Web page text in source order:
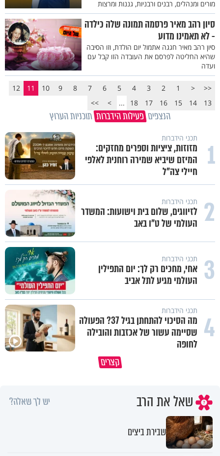
מורים ומנהלים, רבנים ורבניות, גננות ומרצות
סיון רהב מאיר פרסמה תמונה שלה כילדה
- לא תאמינו מדוע
סיון רהב מאיר חגגה אתמול יום הולדת, וזו הסיבה
שהיא החליטה לפרסם את העובדה הזו קבל עם
ועדה
<<
<
1
2
3
4
5
6
7
8
9
10
11
12
13
14
15
16
17
18
...
>
>>
הנצפים פעילות הידברות תוכניות הערוץ
1 תכני הידברות
מזוזות, ציציות וספרים מחזקים:
המיזם שיביא שמירה רוחנית לאלפי
חיילי צה"ל
2 תכני הידברות
לזיווגים, שלום בית וישועות: המשדר
העולמי של ט"ו באב
3 תכני הידברות
אחי, מחכים רק לך: יום התפילין
העולמי מגיע לתל אביב
4 תכני הידברות
מה הסיכוי להתחתן בגיל 37? הפעולה
שסיימה עשור של אכזבות והובילה
לחופה
קצריםתשתמש באהבה של השם לטובתך
פותחים פתח קטן - ומקבלים
שאל את הרב יש לך שאלה?
שבירת ביצים